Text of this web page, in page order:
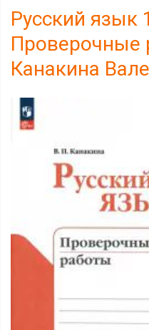
Русский язык
Проверочные
Канакина